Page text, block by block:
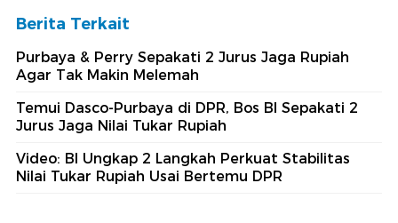
Berita Terkait
Purbaya & Perry Sepakati 2 Jurus Jaga Rupiah
Agar Tak Makin Melemah
Temui Dasco-Purbaya di DPR, Bos BI Sepakati 2
Jurus Jaga Nilai Tukar Rupiah
Video: BI Ungkap 2 Langkah Perkuat Stabilitas
Nilai Tukar Rupiah Usai Bertemu DPR